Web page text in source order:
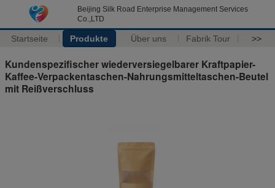
Beijing Silk Road Enterprise Management Services
Co.,LTD
Startseite Produkte Über uns Fabrik Tour >>
Kundenspezifischer wiederversiegelbarer Kraftpapier-
Kaffee-Verpackentaschen-Nahrungsmitteltaschen-Beutel
mit Reißverschluss